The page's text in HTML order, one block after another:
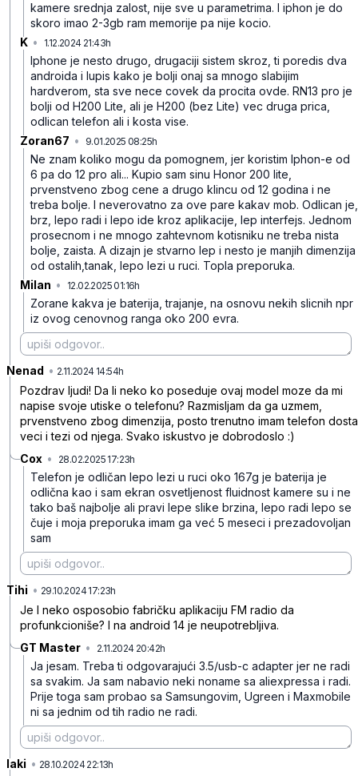
kamere srednja zalost, nije sve u parametrima. I iphon je do
skoro imao 2-3gb ram memorije pa nije kocio.
K • 1.12.2024 21:43h
Iphone je nesto drugo, drugaciji sistem skroz, ti poredis dva
androida i lupis kako je bolji onaj sa mnogo slabijim
hardverom, sta sve nece covek da procita ovde. RN13 pro je
bolji od H200 Lite, ali je H200 (bez Lite) vec druga prica,
odlican telefon ali i kosta vise.
Zoran67 • 9.01.2025 08:25h
Ne znam koliko mogu da pomognem, jer koristim Iphon-e od
6 pa do 12 pro ali... Kupio sam sinu Honor 200 lite,
prvenstveno zbog cene a drugo klincu od 12 godina i ne
treba bolje. I neverovatno za ove pare kakav mob. Odlican je,
brz, lepo radi i lepo ide kroz aplikacije, lep interfejs. Jednom
prosecnom i ne mnogo zahtevnom kotisniku ne treba nista
bolje, zaista. A dizajn je stvarno lep i nesto je manjih dimenzija
od ostalih,tanak, lepo lezi u ruci. Topla preporuka.
Milan • 12.02.2025 01:16h
Zorane kakva je baterija, trajanje, na osnovu nekih slicnih npr
iz ovog cenovnog ranga oko 200 evra.
Nenad • 2.11.2024 14:54h
Pozdrav ljudi! Da li neko ko poseduje ovaj model moze da mi
napise svoje utiske o telefonu? Razmisljam da ga uzmem,
prvenstveno zbog dimenzija, posto trenutno imam telefon dosta
veci i tezi od njega. Svako iskustvo je dobrodoslo :)
Cox • 28.02.2025 17:23h
Telefon je odličan lepo lezi u ruci oko 167g je baterija je
odlična kao i sam ekran osvetljenost fluidnost kamere su i ne
tako baš najbolje ali pravi lepe slike brzina, lepo radi lepo se
čuje i moja preporuka imam ga već 5 meseci i prezadovoljan
sam
Tihi • 29.10.2024 17:23h
Je l neko osposobio fabričku aplikaciju FM radio da
profunkcioniše? I na android 14 je neupotrebljiva.
GT Master • 2.11.2024 20:42h
Ja jesam. Treba ti odgovarajući 3.5/usb-c adapter jer ne radi
sa svakim. Ja sam nabavio neki noname sa aliexpressa i radi.
Prije toga sam probao sa Samsungovim, Ugreen i Maxmobile
ni sa jednim od tih radio ne radi.
laki • 28.10.2024 22:13h